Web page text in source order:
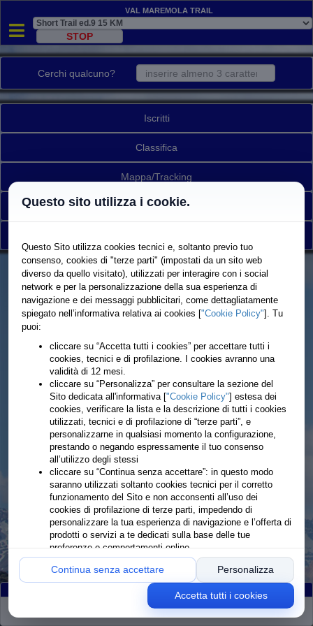
Val Maremola Trail
Cerchi qualcuno?
Iscritti
Classifica
Mappa/Tracking
Ritirati
:172 Ritirati:0 Rimanenti:0
Questo sito utilizza i cookie.
Questo Sito utilizza cookies tecnici e, soltanto previo tuo
consenso, cookies di "terze parti" (impostati da un sito web
diverso da quello visitato), utilizzati per interagire con i social
network e per la personalizzazione della sua esperienza di
navigazione e dei messaggi pubblicitari, come dettagliatamente
spiegato nell’informativa relativa ai cookies ["Cookie Policy"]. Tu
puoi:
cliccare su “Accetta tutti i cookies” per accettare tutti i
cookies, tecnici e di profilazione. I cookies avranno una
validità di 12 mesi.
cliccare su “Personalizza” per consultare la sezione del
Sito dedicata all'informativa ["Cookie Policy"] estesa dei
cookies, verificare la lista e la descrizione di tutti i cookies
utilizzati, tecnici e di profilazione di “terze parti”, e
personalizzarne in qualsiasi momento la configurazione,
prestando o negando espressamente il tuo consenso
all’utilizzo degli stessi
cliccare su “Continua senza accettare”: in questo modo
saranno utilizzati soltanto cookies tecnici per il corretto
funzionamento del Sito e non acconsenti all’uso dei
cookies di profilazione di terze parti, impedendo di
personalizzare la tua esperienza di navigazione e l’offerta di
prodotti o servizi a te dedicati sulla base delle tue
preferenze o comportamenti online
Continua senza accettare Personalizza
Accetta tutti i cookies